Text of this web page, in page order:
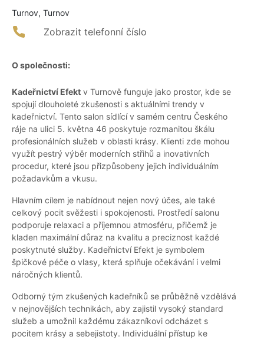
Turnov, Turnov
Zobrazit telefonní číslo
O společnosti:
Kadeřnictví Efekt v Turnově funguje jako prostor, kde se
spojují dlouholeté zkušenosti s aktuálními trendy v
kadeřnictví. Tento salon sídlící v samém centru Českého
ráje na ulici 5. května 46 poskytuje rozmanitou škálu
profesionálních služeb v oblasti krásy. Klienti zde mohou
využít pestrý výběr moderních střihů a inovativních
procedur, které jsou přizpůsobeny jejich individuálním
požadavkům a vkusu.
Hlavním cílem je nabídnout nejen nový účes, ale také
celkový pocit svěžesti i spokojenosti. Prostředí salonu
podporuje relaxaci a příjemnou atmosféru, přičemž je
kladen maximální důraz na kvalitu a preciznost každé
poskytnuté služby. Kadeřnictví Efekt je symbolem
špičkové péče o vlasy, která splňuje očekávání i velmi
náročných klientů.
Odborný tým zkušených kadeřníků se průběžně vzdělává
v nejnovějších technikách, aby zajistil vysoký standard
služeb a umožnil každému zákazníkovi odcházet s
pocitem krásy a sebejistoty. Individuální přístup ke